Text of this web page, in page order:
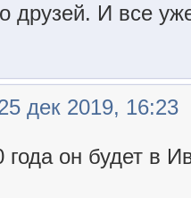
друзей. И все
дек 2019, 16:23
он будет в